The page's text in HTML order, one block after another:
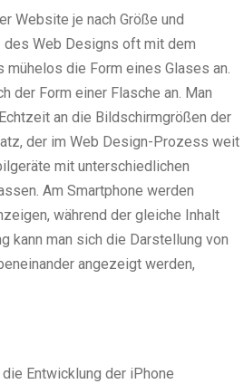
Website je nach Größe und
des Web Designs oft mit dem
die Form eines Glases an.
der Form einer Flasche an. Man
an die Bildschirmgrößen der
der im Web Design-Prozess weit
mit unterschiedlichen
Am Smartphone werden
während der gleiche Inhalt
kann man sich die Darstellung von
angezeigt werden,
Entwicklung der iPhone